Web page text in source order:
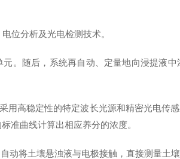
位分析及光电检测技术。
随后，系统再自动、定量地向浸提液
高稳定性的特定波长光源和精密光电传
准曲线计算出相应养分的浓度。
将土壤悬浊液与电极接触，直接测量土